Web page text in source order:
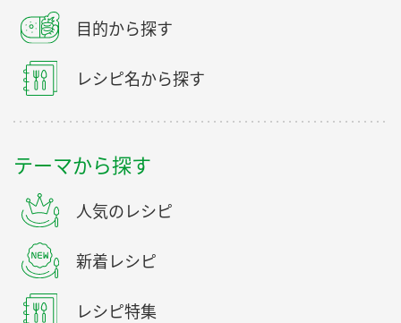
目的から探す
レシピ名から探す
テーマから探す
人気のレシピ
新着レシピ
レシピ特集